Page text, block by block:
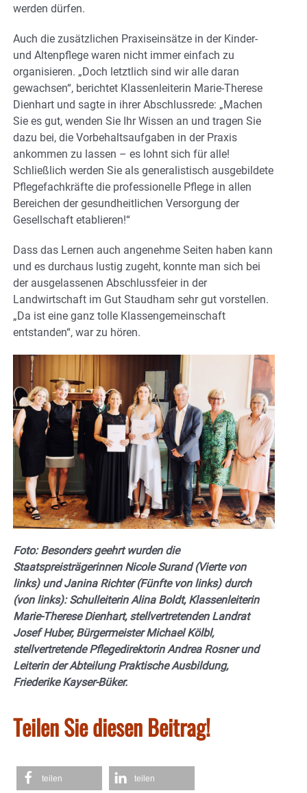
werden dürfen.
Auch die zusätzlichen Praxiseinsätze in der Kinder-
und Altenpflege waren nicht immer einfach zu
organisieren. „Doch letztlich sind wir alle daran
gewachsen“, berichtet Klassenleiterin Marie-Therese
Dienhart und sagte in ihrer Abschlussrede: „Machen
Sie es gut, wenden Sie Ihr Wissen an und tragen Sie
dazu bei, die Vorbehaltsaufgaben in der Praxis
ankommen zu lassen – es lohnt sich für alle!
Schließlich werden Sie als generalistisch ausgebildete
Pflegefachkräfte die professionelle Pflege in allen
Bereichen der gesundheitlichen Versorgung der
Gesellschaft etablieren!“
Dass das Lernen auch angenehme Seiten haben kann
und es durchaus lustig zugeht, konnte man sich bei
der ausgelassenen Abschlussfeier in der
Landwirtschaft im Gut Staudham sehr gut vorstellen.
„Da ist eine ganz tolle Klassengemeinschaft
entstanden“, war zu hören.
Foto: Besonders geehrt wurden die
Staatspreisträgerinnen Nicole Surand (Vierte von
links) und Janina Richter (Fünfte von links) durch
(von links): Schulleiterin Alina Boldt, Klassenleiterin
Marie-Therese Dienhart, stellvertretenden Landrat
Josef Huber, Bürgermeister Michael Kölbl,
stellvertretende Pflegedirektorin Andrea Rosner und
Leiterin der Abteilung Praktische Ausbildung,
Friederike Kayser-Büker.
Teilen Sie diesen Beitrag!
teilen teilen